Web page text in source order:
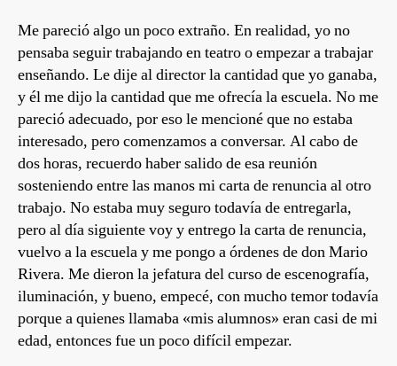
Me pareció algo un poco extraño. En realidad, yo no
pensaba seguir trabajando en teatro o empezar a trabajar
enseñando. Le dije al director la cantidad que yo ganaba,
y él me dijo la cantidad que me ofrecía la escuela. No me
pareció adecuado, por eso le mencioné que no estaba
interesado, pero comenzamos a conversar. Al cabo de
dos horas, recuerdo haber salido de esa reunión
sosteniendo entre las manos mi carta de renuncia al otro
trabajo. No estaba muy seguro todavía de entregarla,
pero al día siguiente voy y entrego la carta de renuncia,
vuelvo a la escuela y me pongo a órdenes de don Mario
Rivera. Me dieron la jefatura del curso de escenografía,
iluminación, y bueno, empecé, con mucho temor todavía
porque a quienes llamaba «mis alumnos» eran casi de mi
edad, entonces fue un poco difícil empezar.